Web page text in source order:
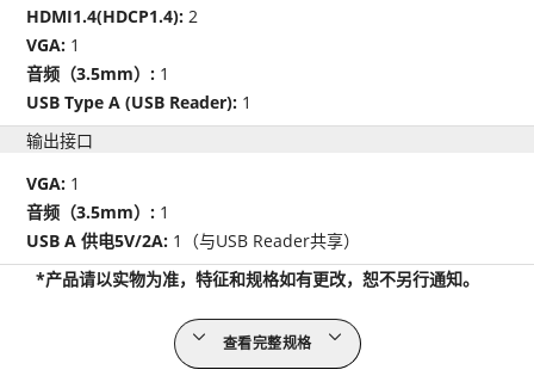
HDMI1.4(HDCP1.4):2
VGA: 1
音频（3.5mm）: 1
USB Type A (USB Reader): 1
输出接口
VGA: 1
音频（3.5mm）: 1
USB A 供电5V/2A: 1（与USB Reader共享）
*产品请以实物为准，特征和规格如有更改，恕不另行通知。
查看完整规格